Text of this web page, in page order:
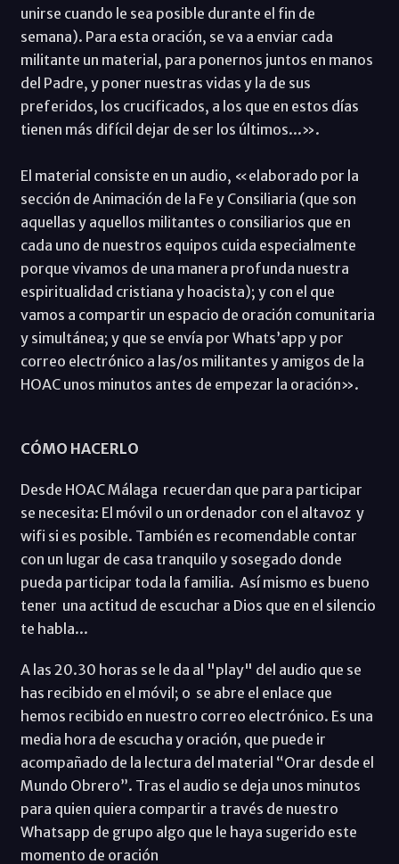
unirse cuando le sea posible durante el fin de
semana). Para esta oración, se va a enviar cada
militante un material, para ponernos juntos en manos
del Padre, y poner nuestras vidas y la de sus
preferidos, los crucificados, a los que en estos días
tienen más difícil dejar de ser los últimos...».
El material consiste en un audio, «elaborado por la
sección de Animación de la Fe y Consiliaria (que son
aquellas y aquellos militantes o consiliarios que en
cada uno de nuestros equipos cuida especialmente
porque vivamos de una manera profunda nuestra
espiritualidad cristiana y hoacista); y con el que
vamos a compartir un espacio de oración comunitaria
y simultánea; y que se envía por Whats’app y por
correo electrónico a las/os militantes y amigos de la
HOAC unos minutos antes de empezar la oración».
CÓMO HACERLO
Desde HOAC Málaga recuerdan que para participar
se necesita: El móvil o un ordenador con el altavoz y
wifi si es posible. También es recomendable contar
con un lugar de casa tranquilo y sosegado donde
pueda participar toda la familia. Así mismo es bueno
tener una actitud de escuchar a Dios que en el silencio
te habla...
A las 20.30 horas se le da al "play" del audio que se
has recibido en el móvil; o se abre el enlace que
hemos recibido en nuestro correo electrónico. Es una
media hora de escucha y oración, que puede ir
acompañado de la lectura del material “Orar desde el
Mundo Obrero”. Tras el audio se deja unos minutos
para quien quiera compartir a través de nuestro
Whatsapp de grupo algo que le haya sugerido este
momento de oración